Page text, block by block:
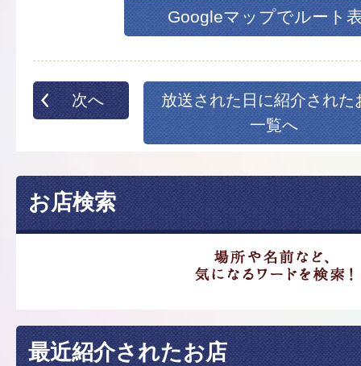
Googleマップでルート
次へ
放送された日に紹介された
一覧へ
お店検索
最近紹介されたお店